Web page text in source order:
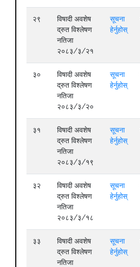
२९
विषादी अवशेष
द्रुत विश्लेषण
नतिजा
२०८३/३/२१
सूचना
हेर्नुहोस्
३०
विषादी अवशेष
द्रुत विश्लेषण
नतिजा
२०८३/३/२०
सूचना
हेर्नुहोस्
३१
विषादी अवशेष
द्रुत विश्लेषण
नतिजा
२०८३/३/१९
सूचना
हेर्नुहोस्
३२
विषादी अवशेष
द्रुत विश्लेषण
नतिजा
२०८३/३/१८
सूचना
हेर्नुहोस्
३३
विषादी अवशेष
द्रुत विश्लेषण
नतिजा
सूचना
हेर्नुहोस्